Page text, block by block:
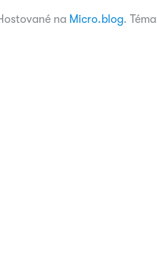
na Micro.blog. Téma